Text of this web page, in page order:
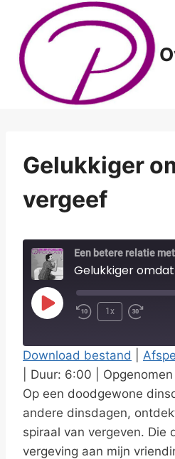
Doorgaan
inhoud
Gelukkiger
vergeef
Een betere relatie
Gelukkiger
P
a
y
E
p
i
s
1x
RSS FEED
DELEN
LINK
EMBED
Download bestand
Duur: 6:00
Op een doodgewone
andere dinsdagen,
spiraal van vergeven. Die
vergeving aan mijn